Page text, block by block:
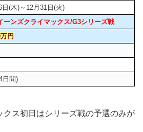
日(木)～12月31日(火)
ーンズクライマックス/G3シリーズ戦
円
日間)
クス初日はシリーズ戦の予選のみが